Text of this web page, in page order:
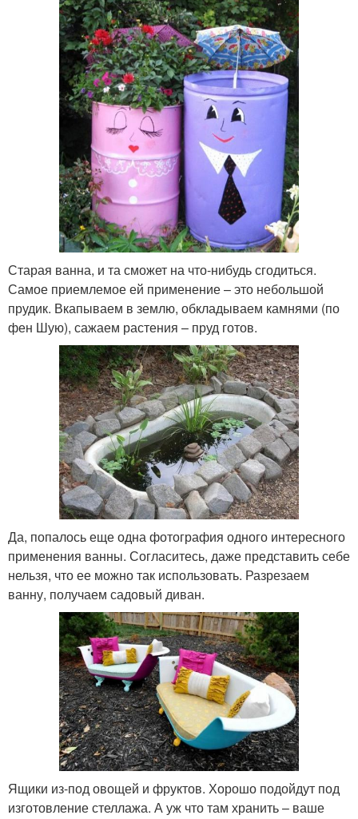
Старая ванна, и та сможет на что-нибудь сгодиться.
Самое приемлемое ей применение – это небольшой
прудик. Вкапываем в землю, обкладываем камнями (по
фен Шую), сажаем растения – пруд готов.
Да, попалось еще одна фотография одного интересного
применения ванны. Согласитесь, даже представить себе
нельзя, что ее можно так использовать. Разрезаем
ванну, получаем садовый диван.
Ящики из-под овощей и фруктов. Хорошо подойдут под
изготовление стеллажа. А уж что там хранить – ваше